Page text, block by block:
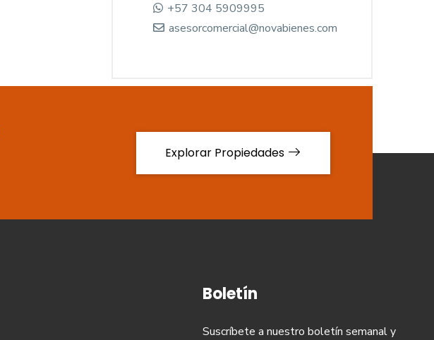
+57 304 5909995
asesorcomercial@novabienes.com
Explorar Propiedades
Boletín
Suscríbete a nuestro boletín semanal y